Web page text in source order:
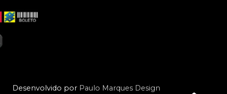
Desenvolvido por Paulo Marques Design